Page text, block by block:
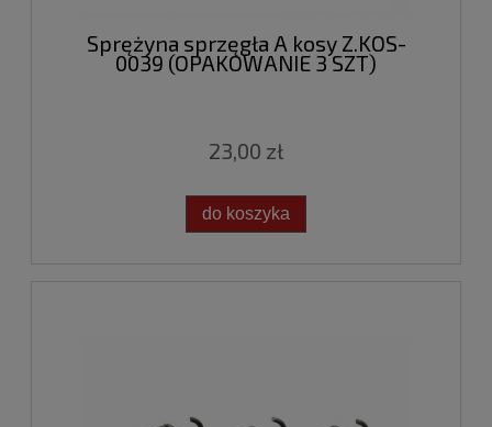
Sprężyna sprzęgła A kosy Z.KOS-
0039 (OPAKOWANIE 3 SZT)
23,00 zł
do koszyka